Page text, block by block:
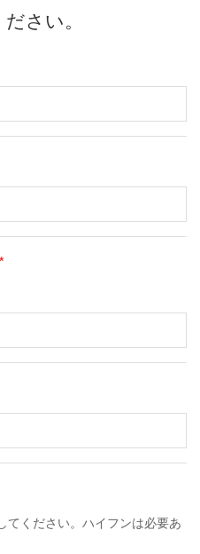
さい。
*
てください。ハイフンは必要あ